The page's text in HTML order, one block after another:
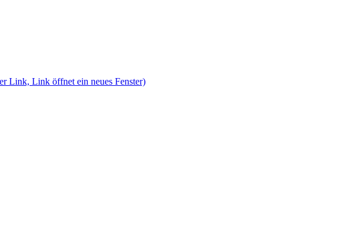
Link, Link öffnet ein neues Fenster)